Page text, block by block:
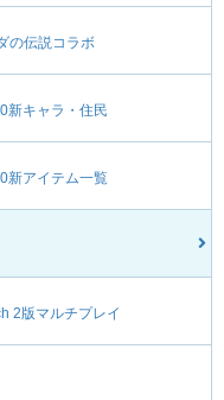
の伝説コラボ
新キャラ・住民
新アイテム一覧
2版マルチプレイ